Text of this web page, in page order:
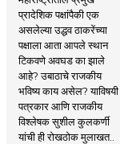
प्रादेशिक पक्षांपैकी एक
असलेल्या उद्धव ठाकरेंच्या
पक्षाला आता आपले स्थान
टिकवणे अवघड का झाले
आहे? उबाठाचे राजकीय
भविष्य काय असेल? याविषयी
पत्रकार आणि राजकीय
विश्लेषक सुशील कुलकर्णी
यांची ही रोखठोक मुलाखत..